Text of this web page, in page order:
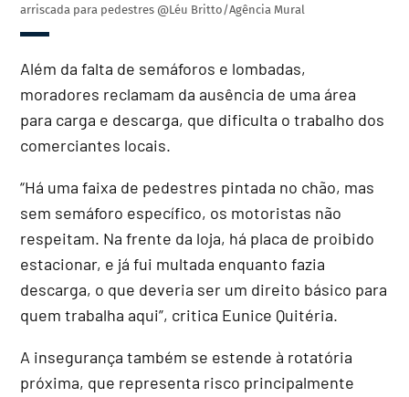
arriscada para pedestres @Léu Britto/Agência Mural
Além da falta de semáforos e lombadas,
moradores reclamam da ausência de uma área
para carga e descarga, que dificulta o trabalho dos
comerciantes locais.
“Há uma faixa de pedestres pintada no chão, mas
sem semáforo específico, os motoristas não
respeitam. Na frente da loja, há placa de proibido
estacionar, e já fui multada enquanto fazia
descarga, o que deveria ser um direito básico para
quem trabalha aqui”, critica Eunice Quitéria.
A insegurança também se estende à rotatória
próxima, que representa risco principalmente